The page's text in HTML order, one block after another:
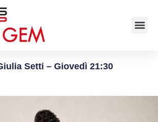
Setti – Giovedì 21:30